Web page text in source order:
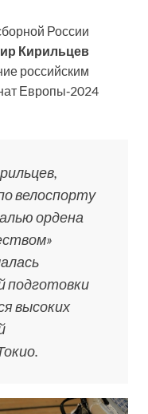
России
Кирильцев
российским
Европы‑2024
велоспорту
ордена
подготовки
высоких